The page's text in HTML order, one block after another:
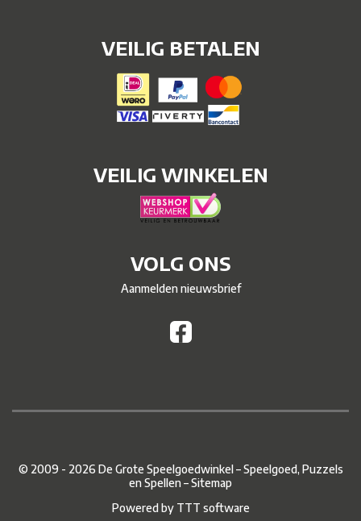
VEILIG BETALEN
VEILIG WINKELEN
VOLG ONS
Aanmelden nieuwsbrief
© 2009 - 2026 De Grote Speelgoedwinkel – Speelgoed, Puzzels
en Spellen –Sitemap
Powered by TTT software